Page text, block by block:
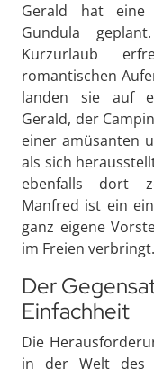
Gerald hat eine
Gundula
Kurzurlaub
romantischen
landen sie auf
Gerald, der
einer amüsanten
als sich
ebenfalls dort
Manfred ist ein
ganz eigene
im Freien verbringt.
Der
Einfachheit
Die
in der Welt des